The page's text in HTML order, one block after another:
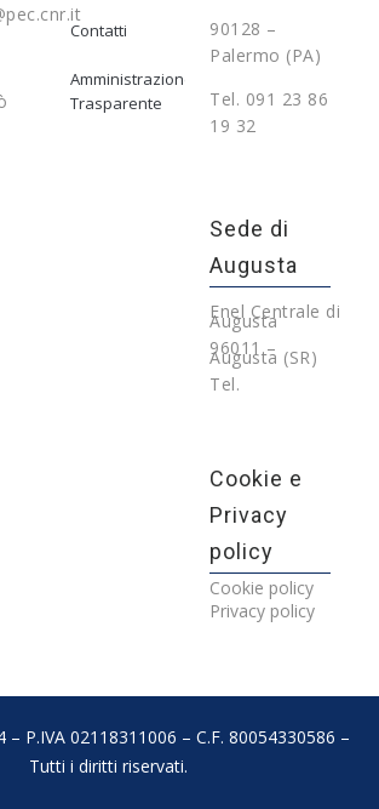
Contatti
Amministrazione
Trasparente
90128 –
Palermo (PA)
Tel. 091 23 86
19 32
Sede di
Augusta
Enel Centrale di
Augusta
96011 –
Augusta (SR)
Tel.
Cookie e
Privacy
policy
Cookie policy
Privacy policy
– P.IVA 02118311006 – C.F. 80054330586 –
Tutti i diritti riservati.